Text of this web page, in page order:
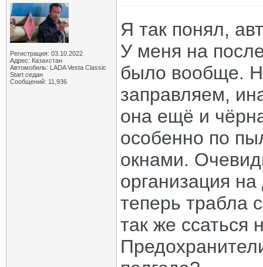
Регистрация: 03.10.2022
Адрес: Казахстан
Автомобиль: LADA Vesta Classic
Start седан
Сообщений: 11,936
Я так понял,
У меня на
было вообще.
заправляем,
она ещё и
особенно по
окнами.
организация
теперь трабла
так же ссаться